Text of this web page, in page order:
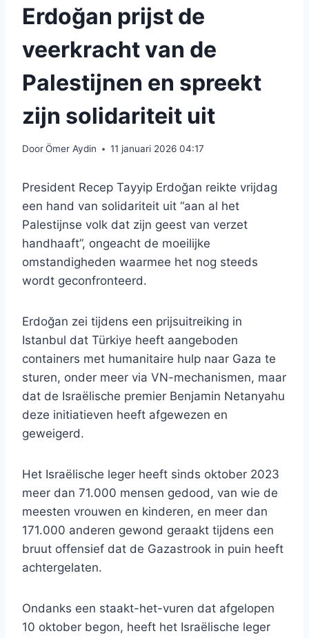
Erdoğan prijst de
veerkracht van de
Palestijnen en spreekt
zijn solidariteit uit
DoorÖmer Aydin 11 januari 2026 04:17
President Recep Tayyip Erdoğan reikte vrijdag
een hand van solidariteit uit “aan al het
Palestijnse volk dat zijn geest van verzet
handhaaft”, ongeacht de moeilijke
omstandigheden waarmee het nog steeds
wordt geconfronteerd.
Erdoğan zei tijdens een prijsuitreiking in
Istanbul dat Türkiye heeft aangeboden
containers met humanitaire hulp naar Gaza te
sturen, onder meer via VN-mechanismen, maar
dat de Israëlische premier Benjamin Netanyahu
deze initiatieven heeft afgewezen en
geweigerd.
Het Israëlische leger heeft sinds oktober 2023
meer dan 71.000 mensen gedood, van wie de
meesten vrouwen en kinderen, en meer dan
171.000 anderen gewond geraakt tijdens een
bruut offensief dat de Gazastrook in puin heeft
achtergelaten.
Ondanks een staakt-het-vuren dat afgelopen
10 oktober begon, heeft het Israëlische leger